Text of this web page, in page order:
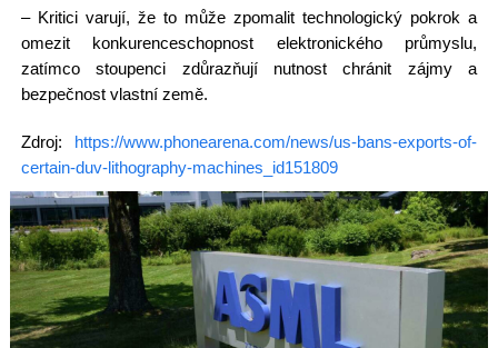
– Kritici varují, že to může zpomalit technologický pokrok a
omezit konkurenceschopnost elektronického průmyslu,
zatímco stoupenci zdůrazňují nutnost chránit zájmy a
bezpečnost vlastní země.
Zdroj: https://www.phonearena.com/news/us-bans-exports-of-
certain-duv-lithography-machines_id151809